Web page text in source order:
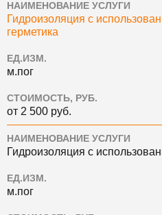
НАИМЕНОВАНИЕ УСЛУГИ
Гидроизоляция с
герметика
ЕД.ИЗМ.
м.пог
СТОИМОСТЬ, РУБ.
от 2 500 руб.
НАИМЕНОВАНИЕ УСЛУГИ
Гидроизоляция с
ЕД.ИЗМ.
м.пог